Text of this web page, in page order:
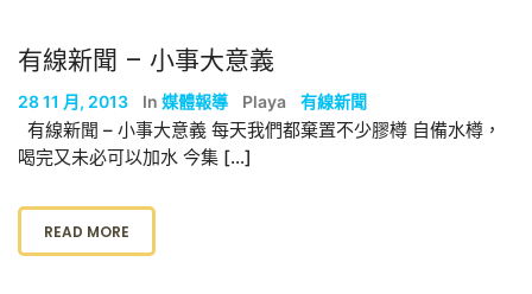
有線新聞 – 小事大意義
28 11 月, 2013 In 媒體報導 Playa 有線新聞
有線新聞 – 小事大意義 每天我們都棄置不少膠樽 自備水樽，
喝完又未必可以加水 今集 […]
READ MORE